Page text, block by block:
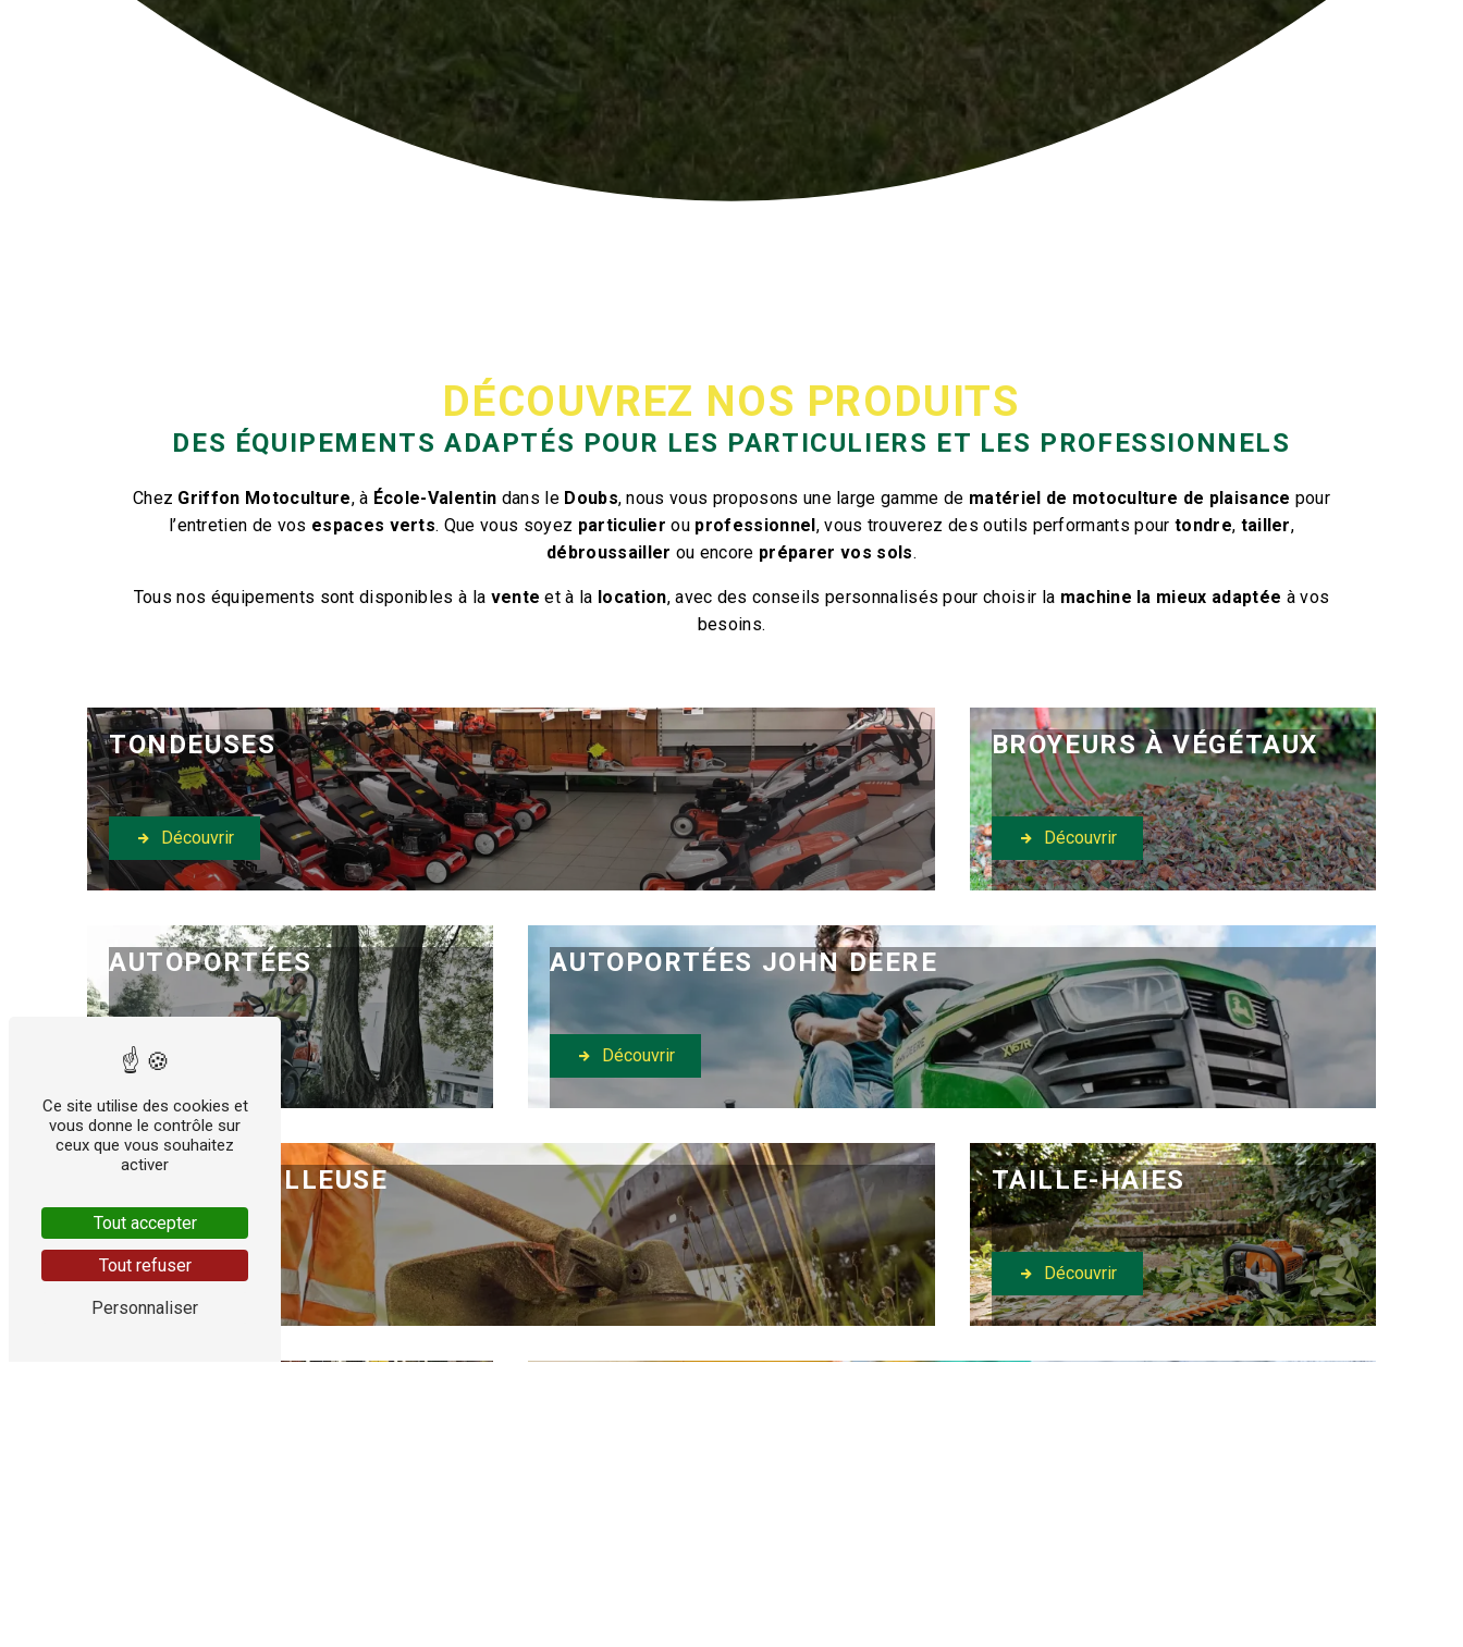
DÉCOUVREZ NOS PRODUITS
DES ÉQUIPEMENTS ADAPTÉS POUR LES PARTICULIERS ET LES PROFESSIONNELS
Chez Griffon Motoculture, à École-Valentin dans le Doubs, nous vous proposons une large gamme de matériel de motoculture de plaisance pour
l’entretien de vos espaces verts. Que vous soyez particulier ou professionnel , vous trouverez des outils performants pour tondre, tailler,
débroussailler ou encore préparer vos sols.
Tous nos équipements sont disponibles à la vente et à la location, avec des conseils personnalisés pour choisir la machine la mieux adaptée à vos
besoins.
TONDEUSES
Découvrir
BROYEURS À VÉGÉTAUX
Découvrir
AUTOPORTÉES
Découvrir
AUTOPORTÉES JOHN DEERE
Découvrir
DÉBROUSSAILLEUSE
Découvrir
TAILLE-HAIES
Découvrir
Ce site utilise des cookies et
vous donne le contrôle sur
ceux que vous souhaitez
activer
Tout accepter
Tout refuser
Personnaliser